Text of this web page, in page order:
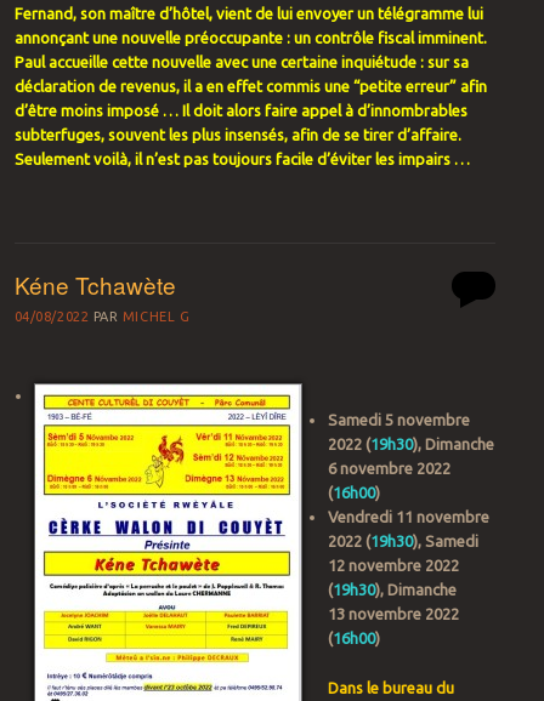
Fernand, son maître d’hôtel, vient de lui envoyer un télégramme lui
annonçant une nouvelle préoccupante : un contrôle fiscal imminent.
Paul accueille cette nouvelle avec une certaine inquiétude : sur sa
déclaration de revenus, il a en effet commis une “petite erreur” afin
d’être moins imposé … Il doit alors faire appel à d’innombrables
subterfuges, souvent les plus insensés, afin de se tirer d’affaire.
Seulement voilà, il n’est pas toujours facile d’éviter les impairs …
Kéne Tchawète
04/08/2022 PAR MICHEL G
Samedi 5 novembre
2022 (19h30), Dimanche
6 novembre 2022
(16h00)
Vendredi 11 novembre
2022 (19h30), Samedi
12 novembre 2022
(19h30), Dimanche
13 novembre 2022
(16h00)
Dans le bureau du